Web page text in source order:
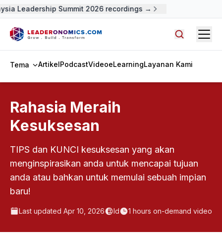
Leadership Summit 2026 recordings →
Tema ArtikelPodcastVideoeLearningLayanan Kami
Rahasia Meraih
Kesuksesan
TIPS dan KUNCI kesuksesan yang akan
menginspirasikan anda untuk mencapai tujuan
anda atau bahkan untuk memulai sebuah impian
baru!
Last updated Apr 10, 2026 Id 1 hours on-demand video